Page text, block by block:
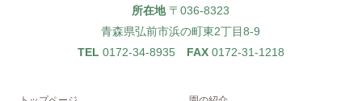
所在地〒036-8323
青森県弘前市浜の町東2丁目8-9
TEL 0172-34-8935 FAX0172-31-1218